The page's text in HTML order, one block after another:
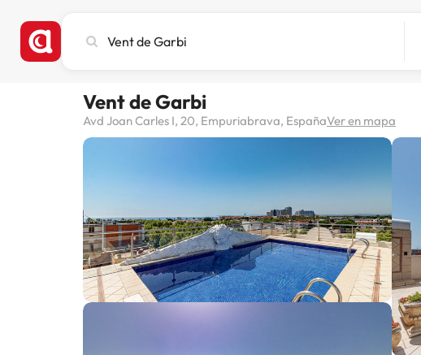
ciudad,
destino
Vent de Garbi
Avd Joan Carles I, 20, Empuriabrava, EspañaVer en mapa